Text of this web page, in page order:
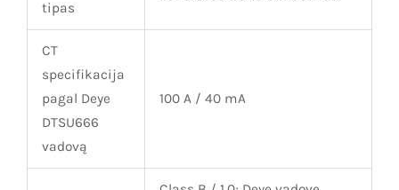
tipas
CT
specifikacija
pagal Deye
DTSU666
vadovą
100 A / 40 mA